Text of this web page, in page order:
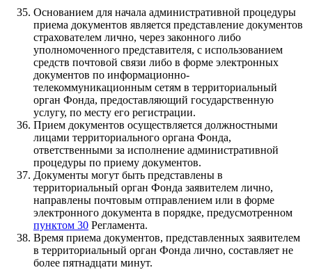
Основанием для начала административной процедуры
приема документов является представление документов
страхователем лично, через законного либо
уполномоченного представителя, с использованием
средств почтовой связи либо в форме электронных
документов по информационно-
телекоммуникационным сетям в территориальный
орган Фонда, предоставляющий государственную
услугу, по месту его регистрации.
Прием документов осуществляется должностными
лицами территориального органа Фонда,
ответственными за исполнение административной
процедуры по приему документов.
Документы могут быть представлены в
территориальный орган Фонда заявителем лично,
направлены почтовым отправлением или в форме
электронного документа в порядке, предусмотренном
пунктом 30 Регламента.
Время приема документов, представленных заявителем
в территориальный орган Фонда лично, составляет не
более пятнадцати минут.